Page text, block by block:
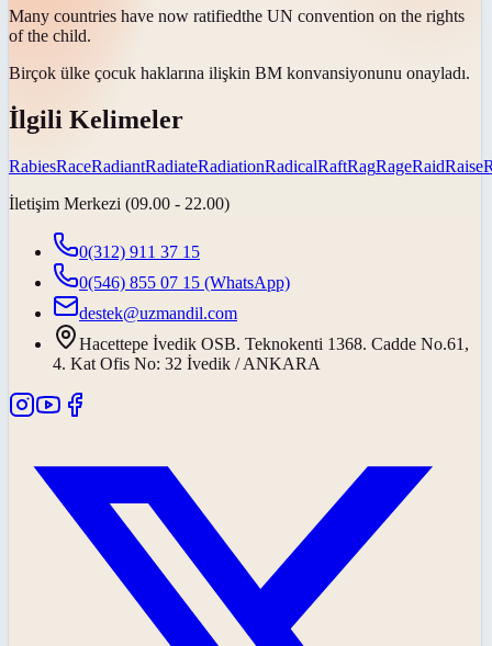
Many countries have now ratifiedthe UN convention on the rights
of the child.
Birçok ülke çocuk haklarına ilişkin BM konvansiyonunu onayladı.
İlgili Kelimeler
RabiesRaceRadiantRadiateRadiationRadicalRaftRagRageRaidRaise
İletişim Merkezi (09.00 - 22.00)
0(312) 911 37 15
0(546) 855 07 15 (WhatsApp)
destek@uzmandil.com
Hacettepe İvedik OSB. Teknokenti 1368. Cadde No.61,
4. Kat Ofis No: 32 İvedik / ANKARA